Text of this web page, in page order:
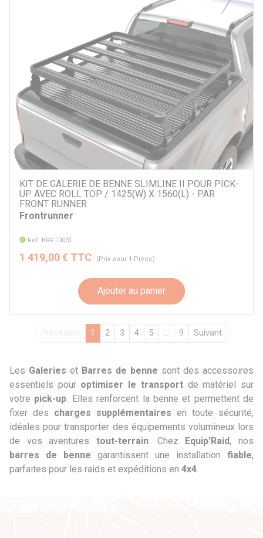
Les Galeries et Barres de benne sont des accessoires
essentiels pour optimiser le transportde matériel sur
votre pick-up . Elles renforcent la benne et permettent de
fixer des charges supplémentaires en toute sécurité,
idéales pour transporter des équipements volumineux lors
de vos aventures tout-terrain . Chez Equip'Raid, nos
barres de benne garantissent une installation fiable,
parfaites pour les raids et expéditions en 4x4
KIT DE GALERIE DE BENNE SLIMLINE II POUR PICK-
UP AVEC ROLL TOP / 1425(W) X 1560(L) - PAR
FRONT RUNNER
Frontrunner
Réf. KRRT003T
1 419,00 € TTC (Prix pour 1 Pièce)
Ajouter au panier
Précédent 1 2 3 4 5 ... 9 Suivant